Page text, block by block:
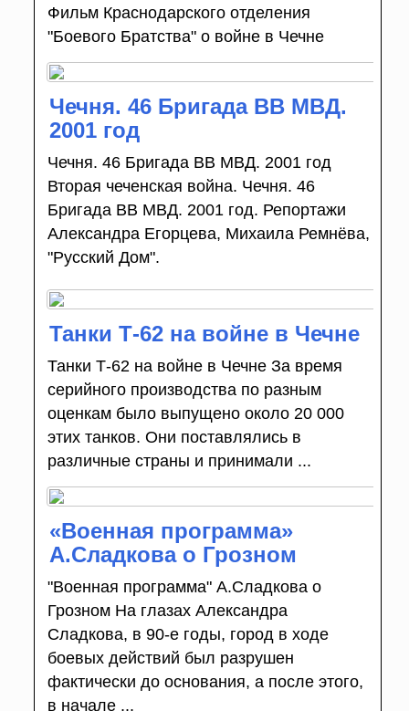
Фильм Краснодарского отделения
"Боевого Братства" о войне в Чечне
Чечня. 46 Бригада ВВ МВД.
2001 год
Чечня. 46 Бригада ВВ МВД. 2001 год
Вторая чеченская война. Чечня. 46
Бригада ВВ МВД. 2001 год. Репортажи
Александра Егорцева, Михаила Ремнёва,
"Русский Дом".
Танки Т-62 на войне в Чечне
Танки Т-62 на войне в Чечне За время
серийного производства по разным
оценкам было выпущено около 20 000
этих танков. Они поставлялись в
различные страны и принимали ...
«Военная программа»
А.Сладкова о Грозном
"Военная программа" А.Сладкова о
Грозном На глазах Александра
Сладкова, в 90-е годы, город в ходе
боевых действий был разрушен
фактически до основания, а после этого,
в начале ...